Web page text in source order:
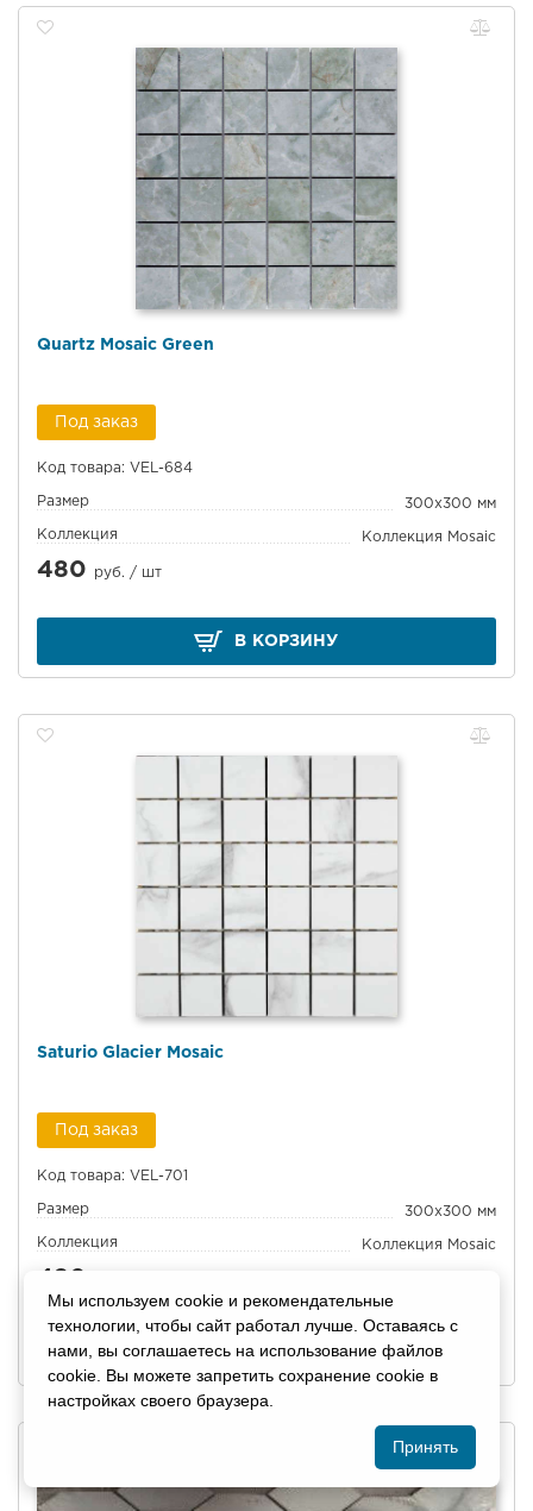
Quartz Mosaic Green
Под заказ
Код товара: VEL-684
Размер 300x300 мм
Коллекция Коллекция Mosaic
480 руб. / шт
В КОРЗИНУ
Saturio Glacier Mosaic
Под заказ
Код товара: VEL-701
Размер 300x300 мм
Коллекция Коллекция Mosaic
480
В КОРЗИНУ
Сравнить
Мы используем cookie и рекомендательные
технологии, чтобы сайт работал лучше. Оставаясь с
нами, вы соглашаетесь на использование файлов
cookie. Вы можете запретить сохранение cookie в
настройках своего браузера.
Принять